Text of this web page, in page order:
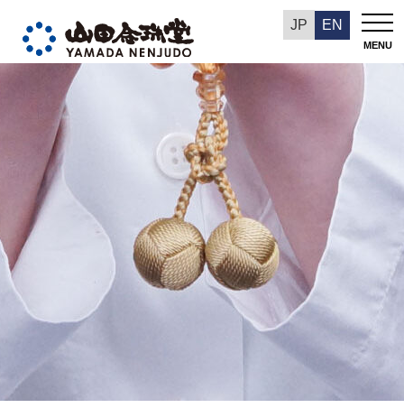
JP EN
MENU
山田念珠堂NEWS